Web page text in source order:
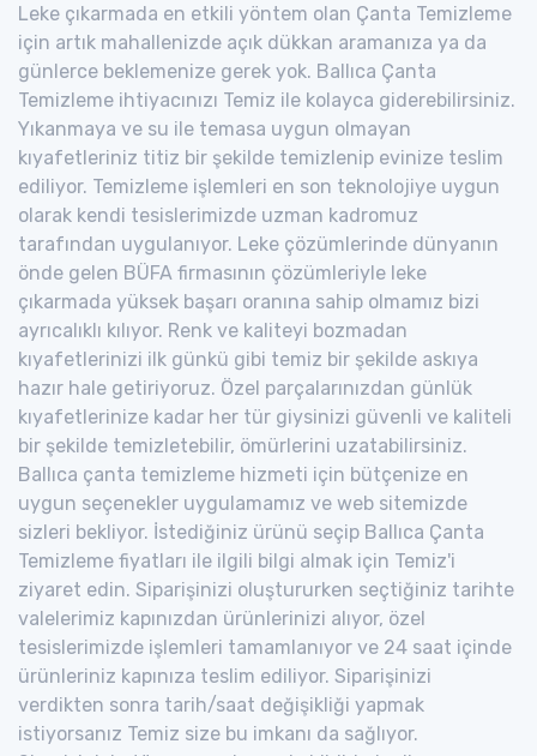
Leke çıkarmada en etkili yöntem olan Çanta Temizleme
için artık mahallenizde açık dükkan aramanıza ya da
günlerce beklemenize gerek yok. Ballıca Çanta
Temizleme ihtiyacınızı Temiz ile kolayca giderebilirsiniz.
Yıkanmaya ve su ile temasa uygun olmayan
kıyafetleriniz titiz bir şekilde temizlenip evinize teslim
ediliyor. Temizleme işlemleri en son teknolojiye uygun
olarak kendi tesislerimizde uzman kadromuz
tarafından uygulanıyor. Leke çözümlerinde dünyanın
önde gelen BÜFA firmasının çözümleriyle leke
çıkarmada yüksek başarı oranına sahip olmamız bizi
ayrıcalıklı kılıyor. Renk ve kaliteyi bozmadan
kıyafetlerinizi ilk günkü gibi temiz bir şekilde askıya
hazır hale getiriyoruz. Özel parçalarınızdan günlük
kıyafetlerinize kadar her tür giysinizi güvenli ve kaliteli
bir şekilde temizletebilir, ömürlerini uzatabilirsiniz.
Ballıca çanta temizleme hizmeti için bütçenize en
uygun seçenekler uygulamamız ve web sitemizde
sizleri bekliyor. İstediğiniz ürünü seçip Ballıca Çanta
Temizleme fiyatları ile ilgili bilgi almak için Temiz'i
ziyaret edin. Siparişinizi oluştururken seçtiğiniz tarihte
valelerimiz kapınızdan ürünlerinizi alıyor, özel
tesislerimizde işlemleri tamamlanıyor ve 24 saat içinde
ürünleriniz kapınıza teslim ediliyor. Siparişinizi
verdikten sonra tarih/saat değişikliği yapmak
istiyorsanız Temiz size bu imkanı da sağlıyor.